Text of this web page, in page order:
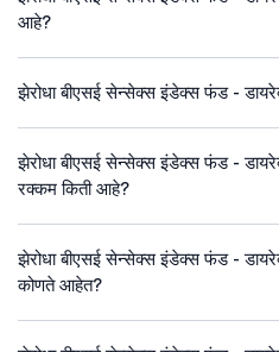
आहे?
झेरोधा बीएसई सेन्सेक्स इंडेक्स फंड -
झेरोधा बीएसई सेन्सेक्स इंडेक्स फंड -
रक्कम किती आहे?
झेरोधा बीएसई सेन्सेक्स इंडेक्स फंड -
कोणते आहेत?